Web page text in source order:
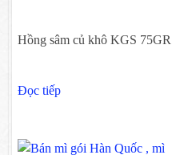
Hồng sâm củ khô KGS 75GR
Đọc tiếp